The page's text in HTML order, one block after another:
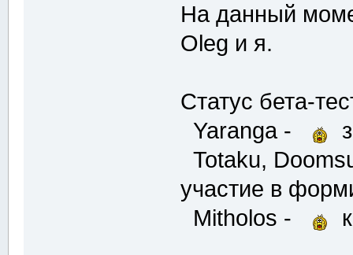
На данный
Oleg и я.
Статус бета-
Yaranga -
Totaku,
участие в
Mitholos -